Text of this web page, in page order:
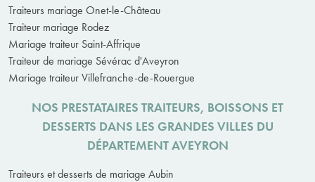
Traiteurs mariage Onet-le-Château
Traiteur mariage Rodez
Mariage traiteur Saint-Affrique
Traiteur de mariage Sévérac d'Aveyron
Mariage traiteur Villefranche-de-Rouergue
NOS PRESTATAIRES TRAITEURS, BOISSONS ET
DESSERTS DANS LES GRANDES VILLES DU
DÉPARTEMENT AVEYRON
Traiteurs et desserts de mariage Aubin